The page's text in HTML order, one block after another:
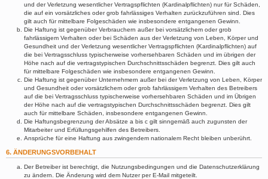
und der Verletzung wesentlicher Vertragspflichten (Kardinalpflichten) nur für Schäden,
die auf ein vorsätzliches oder grob fahrlässiges Verhalten zurückzuführen sind. Dies
gilt auch für mittelbare Folgeschäden wie insbesondere entgangenen Gewinn.
Die Haftung ist gegenüber Verbrauchern außer bei vorsätzlichem oder grob
fahrlässigem Verhalten oder bei Schäden aus der Verletzung von Leben, Körper und
Gesundheit und der Verletzung wesentlicher Vertragspflichten (Kardinalpflichten) auf
die bei Vertragsschluss typischerweise vorhersehbaren Schäden und im übrigen der
Höhe nach auf die vertragstypischen Durchschnittsschäden begrenzt. Dies gilt auch
für mittelbare Folgeschäden wie insbesondere entgangenen Gewinn.
Die Haftung ist gegenüber Unternehmern außer bei der Verletzung von Leben, Körper
und Gesundheit oder vorsätzlichem oder grob fahrlässigem Verhalten des Betreibers
auf die bei Vertragsschluss typischerweise vorhersehbaren Schäden und im Übrigen
der Höhe nach auf die vertragstypischen Durchschnittsschäden begrenzt. Dies gilt
auch für mittelbare Schäden, insbesondere entgangenen Gewinn.
Die Haftungsbegrenzung der Absätze a bis c gilt sinngemäß auch zugunsten der
Mitarbeiter und Erfüllungsgehilfen des Betreibers.
Ansprüche für eine Haftung aus zwingendem nationalem Recht bleiben unberührt.
6. ÄNDERUNGSVORBEHALT
Der Betreiber ist berechtigt, die Nutzungsbedingungen und die Datenschutzerklärung
zu ändern. Die Änderung wird dem Nutzer per E-Mail mitgeteilt.